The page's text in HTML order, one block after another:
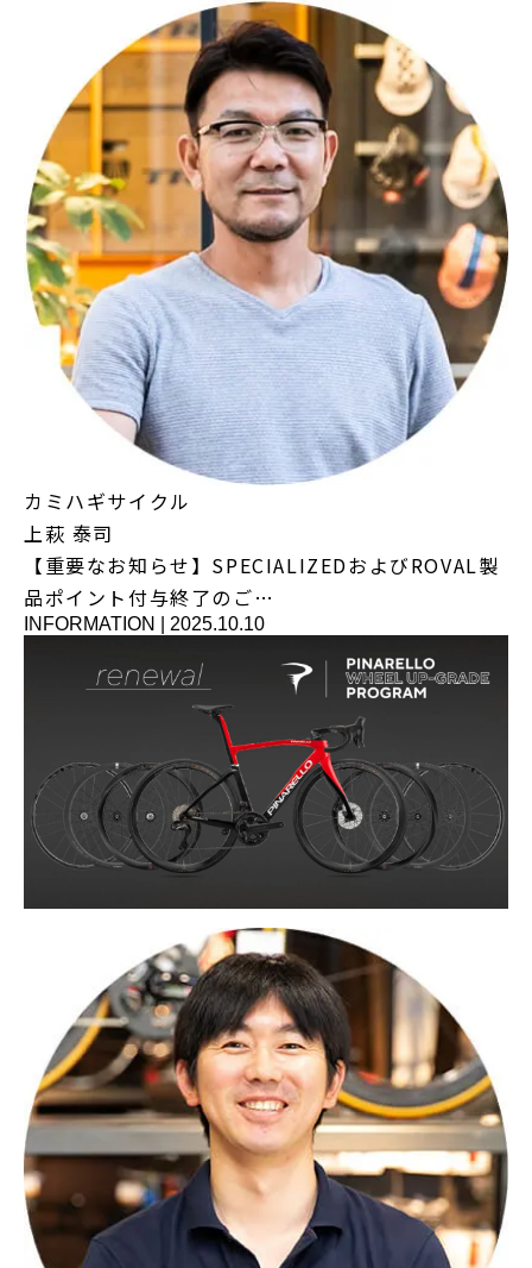
カミハギサイクル
上萩 泰司
【重要なお知らせ】SPECIALIZEDおよびROVAL製
品ポイント付与終了のご…
INFORMATION 2025.10.10